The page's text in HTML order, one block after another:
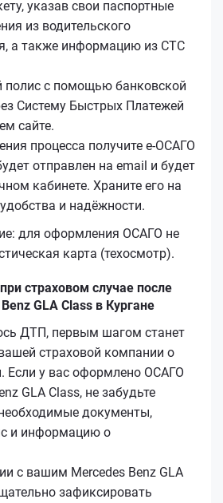
указав свои паспортные
из водительского
а также информацию из СТС
полис с помощью банковской
Систему Быстрых Платежей
сайте.
процесса получите е‑ОСАГО
отправлен на email и будет
кабинете. Храните его на
и надёжности.
для оформления ОСАГО не
карта (техосмотр).
страховом случае после
GLA Class в Кургане
ДТП, первым шагом станет
страховой компании о
Если у вас оформлено ОСАГО
GLA Class, не забудьте
документы,
и информацию о
с вашим Mercedes Benz GLA
зафиксировать